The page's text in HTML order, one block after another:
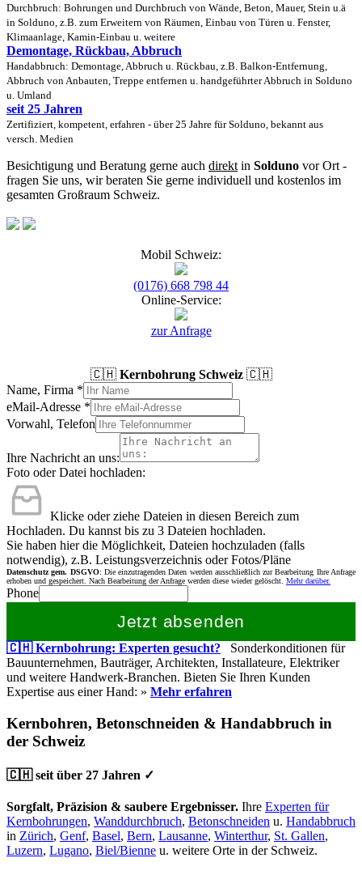
Durchbruch: Bohrungen und Durchbruch von Wände, Beton, Mauer, Stein u.ä
in Solduno, z.B. zum Erweitern von Räumen, Einbau von Türen u. Fenster,
Klimaanlage, Kamin-Einbau u. weitere
Demontage, Rückbau, Abbruch
Handabbruch: Demontage, Abbruch u. Rückbau, z.B. Balkon-Entfernung,
Abbruch von Anbauten, Treppe entfernen u. handgeführter Abbruch in Solduno
u. Umland
seit 25 Jahren
Zertifiziert, kompetent, erfahren - über 25 Jahre für Solduno, bekannt aus
versch. Medien
Besichtigung und Beratung gerne auch direkt in Solduno vor Ort -
fragen Sie uns, wir beraten Sie gerne individuell und kostenlos im
gesamten Großraum Schweiz.
Mobil Schweiz:
(0176) 668 798 44
Online-Service:
zur Anfrage
🇨🇭 Kernbohrung Schweiz🇨🇭
Name, Firma *
eMail-Adresse *
Vorwahl, Telefon
Ihre Nachricht an uns:
Foto oder Datei hochladen:
Klicke oder ziehe Dateien in diesen Bereich zum
Hochladen. Du kannst bis zu 3 Dateien hochladen.
Sie haben hier die Möglichkeit, Dateien hochzuladen (falls
notwendig), z.B. Leistungsverzeichnis oder Fotos/Pläne
Datenschutz gem. DSGVO: Die einzutragenden Daten werden ausschließlich zur Bearbeitung Ihre Anfrage
erhoben und gespeichert. Nach Bearbeitung der Anfrage werden diese wieder gelöscht. Mehr darüber.
Phone
Jetzt absenden
🇨🇭 Kernbohrung: Experten gesucht? Sonderkonditionen für
Bauunternehmen, Bauträger, Architekten, Installateure, Elektriker
und weitere Handwerk-Branchen. Bieten Sie Ihren Kunden
Expertise aus einer Hand: » Mehr erfahren
Kernbohren, Betonschneiden & Handabbruch in
der Schweiz
🇨🇭 seit über 27 Jahren ✓
Sorgfalt, Präzision & saubere Ergebnisser. Ihre Experten für
Kernbohrungen, Wanddurchbruch, Betonschneiden u. Handabbruch
in Zürich, Genf, Basel, Bern, Lausanne, Winterthur, St. Gallen,
Luzern, Lugano, Biel/Bienne u. weitere Orte in der Schweiz.